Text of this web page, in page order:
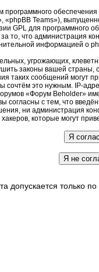
«phpBB Teams»),
GPL для программного
то, что администрация
информацией о
угрожающих,
законы вашей страны,
таких сообщений могут
сочтём это нужным. IP-
«Форум Beholder»
согласны с тем, что
ни администрация
хакеров, которые могут
допускается только